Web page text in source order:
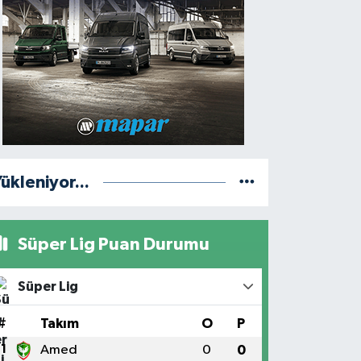
Süper Lig Puan Durumu
Süper Lig
Takım O P
1 Amed 0 0